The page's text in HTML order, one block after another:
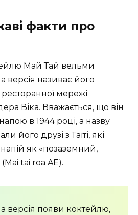
факти про
Май Тай вельми
версія називає його
мережі
Віка. Вважається, що він
в 1944 році, а назву
його друзі з Таїті, які
як «позаземний,
tai roa AE).
версія появи коктейлю,